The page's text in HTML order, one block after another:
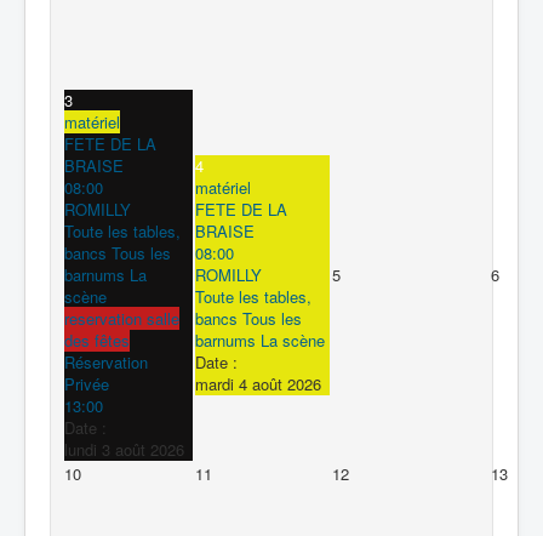
3
matériel
FETE DE LA
BRAISE
08:00
ROMILLY
Toute les tables,
bancs Tous les
barnums La
scène
reservation salle
des fêtes
Réservation
Privée
13:00
Date :
lundi 3 août 2026
4
matériel
FETE DE LA
BRAISE
08:00
ROMILLY
Toute les tables,
bancs Tous les
barnums La scène
Date :
mardi 4 août 2026
5 6
10 11 12 13